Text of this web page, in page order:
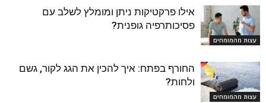
עצות מהמומחים
אילו פרקטיקות ניתן ומומלץ לשלב עם
פסיכותרפיה גופנית?
עצות מהמומחים
החורף בפתח: איך להכין את הגג לקור, גשם
ולחות?